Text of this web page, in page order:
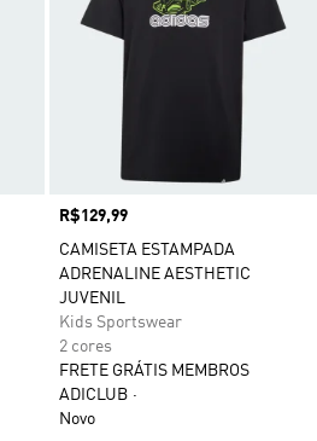
Preço
R$129,99
CAMISETA ESTAMPADA
ADRENALINE AESTHETIC
JUVENIL
Kids Sportswear
2 cores
FRETE GRÁTIS MEMBROS
ADICLUB
Novo